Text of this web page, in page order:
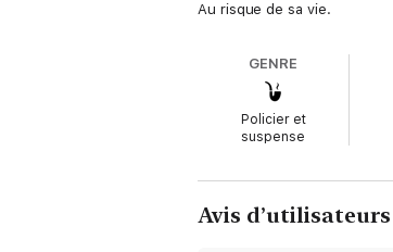
Au risque de sa vie.
GENRE
Policier et
suspense
Avis d’utilisateurs